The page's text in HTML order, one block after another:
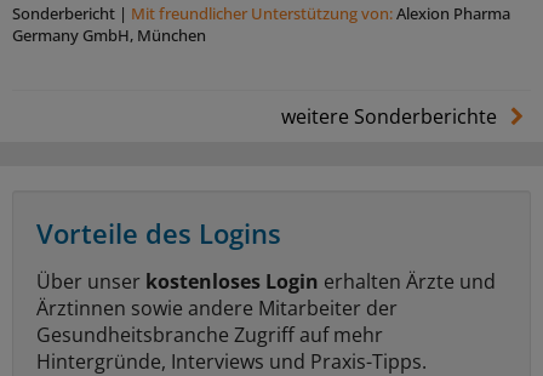
Sonderbericht | Mit freundlicher Unterstützung von:Alexion Pharma
Germany GmbH, München
weitere Sonderberichte
Vorteile des Logins
Über unser kostenloses Login erhalten Ärzte und
Ärztinnen sowie andere Mitarbeiter der
Gesundheitsbranche Zugriff auf mehr
Hintergründe, Interviews und Praxis-Tipps.